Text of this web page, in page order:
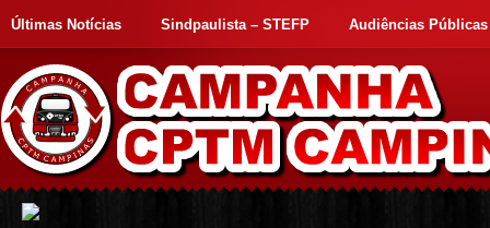
Últimas Notícias Sindpaulista – STEFP Audiências Públicas